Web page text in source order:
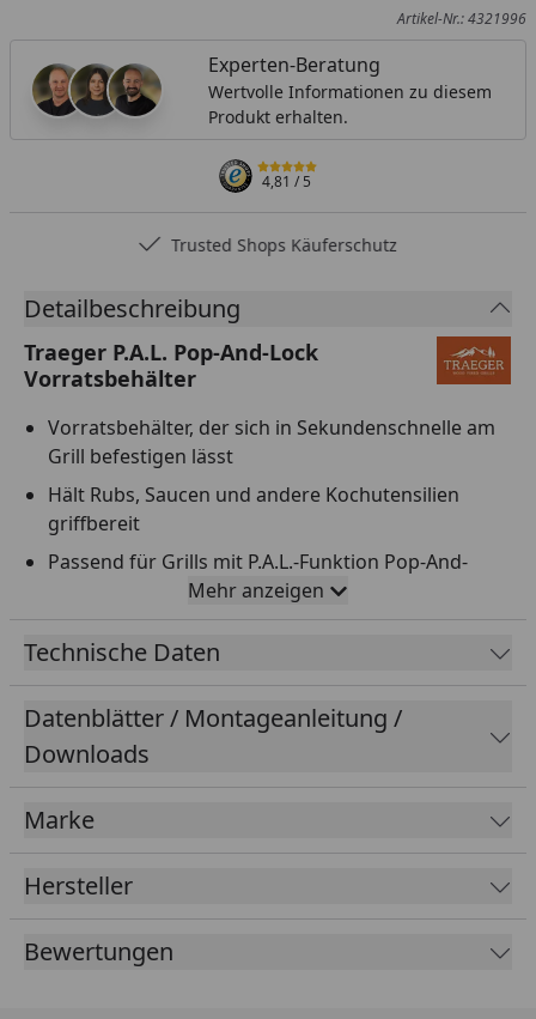
Artikel-Nr.: 4321996
Experten-Beratung
Wertvolle Informationen zu diesem
Produkt erhalten.
4,81/ 5
Trusted Shops Käuferschutz
Detailbeschreibung
Traeger P.A.L. Pop-And-Lock
Vorratsbehälter
Vorratsbehälter, der sich in Sekundenschnelle am
Grill befestigen lässt
Hält Rubs, Saucen und andere Kochutensilien
griffbereit
Passend für Grills mit P.A.L.-Funktion Pop-And-
Lock-Zubehörschiene
Einfaches Ein- und Ausrasten ohne Werkzeug
Praktisch für bis zu 6 Rub-Dosen von Traeger
Robuster, kaltgewalzter Stahl mit
temperaturbeständiger Pulverbeschichtung
Mehr anzeigen
Technische Daten
Datenblätter / Montageanleitung /
Downloads
Marke
Hersteller
Bewertungen